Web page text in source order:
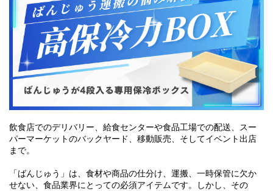
飲食店でのデリバリー、給食センターや食品工場での配送、スー
パーマーケットのバックヤード、移動販売、そしてイベント出店
まで。
「ばんじゅう」は、食材や商品の仕分け、運搬、一時保管に欠か
せない、食品業界にとっての必須アイテムです。しかし、その